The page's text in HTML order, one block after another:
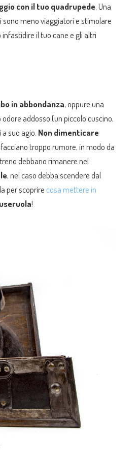
con il tuo quadrupede . Una
sono meno viaggiatori e stimolare
il tuo cane e gli altri
in abbondanza, oppure una
addosso (un piccolo cuscino,
suo agio. Non dimenticare
troppo rumore, in modo da
debbano rimanere nel
, nel caso debba scendere dal
per scoprire cosa mettere in
!